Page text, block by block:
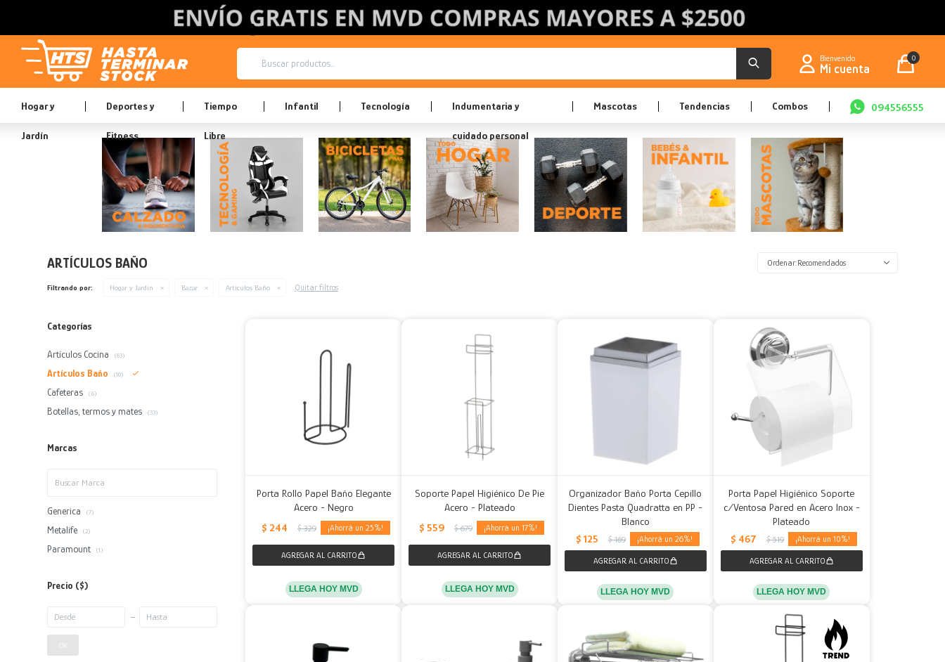
Hogar y
Jardín
Deportes y
Fitness
Tiempo
Libre
Infantil Tecnología Indumentaria y
cuidado personal
Mascotas Tendencias Combos 094556555
0
ARTÍCULOS BAÑO Recomendados
Filtrando por: Hogar y Jardín Bazar Artículos Baño Quitar filtros
Porta Rollo Papel Baño Elegante
Acero - Negro
$ 244 $ 329 25
LLEGA HOY MVD
Soporte Papel Higiénico De Pie
Acero - Plateado
$ 559 $ 679 17
LLEGA HOY MVD
Organizador Baño Porta Cepillo
Dientes Pasta Quadratta en PP -
Blanco
$ 125 $ 169 26
LLEGA HOY MVD
Porta Papel Higiénico Soporte
c/Ventosa Pared en Acero Inox -
Plateado
$ 467 $ 519 10
LLEGA HOY MVD
Categorías
Artículos Cocina (83)
Artículos Baño (10)
Cafeteras (6)
Botellas, termos y mates (33)
Marcas
Generica (7)
Metalife (2)
Paramount (1)
Precio ($)